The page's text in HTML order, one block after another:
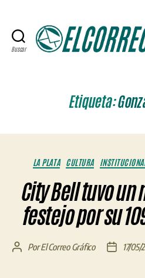
Buscar
Etiqueta:
LA PLATA CULTURA
City Bell tuvo
festejo por su
AutorPorEl Correo Gráfico
Fecha17/05/